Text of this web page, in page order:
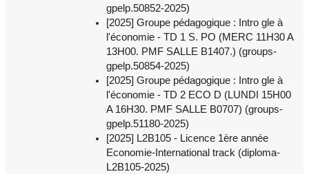
gpelp.50852-2025)
[2025] Groupe pédagogique : Intro gle à
l'économie - TD 1 S. PO (MERC 11H30 A
13H00. PMF SALLE B1407.) (groups-
gpelp.50854-2025)
[2025] Groupe pédagogique : Intro gle à
l'économie - TD 2 ECO D (LUNDI 15H00
A 16H30. PMF SALLE B0707) (groups-
gpelp.51180-2025)
[2025] L2B105 - Licence 1ère année
Economie-International track (diploma-
L2B105-2025)